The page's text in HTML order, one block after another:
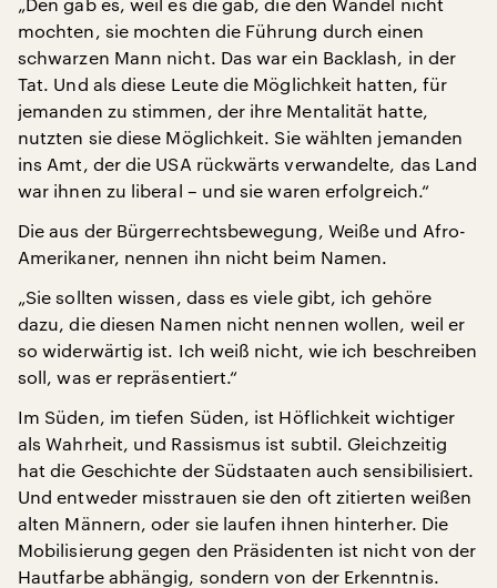
mochten, sie mochten die Führung durch einen
schwarzen Mann nicht. Das war ein Backlash, in der
Tat. Und als diese Leute die Möglichkeit hatten, für
jemanden zu stimmen, der ihre Mentalität hatte,
nutzten sie diese Möglichkeit. Sie wählten jemanden
ins Amt, der die USA rückwärts verwandelte, das Land
war ihnen zu liberal – und sie waren erfolgreich.“
Die aus der Bürgerrechtsbewegung, Weiße und Afro-
Amerikaner, nennen ihn nicht beim Namen.
„Sie sollten wissen, dass es viele gibt, ich gehöre
dazu, die diesen Namen nicht nennen wollen, weil er
so widerwärtig ist. Ich weiß nicht, wie ich beschreiben
soll, was er repräsentiert.“
Im Süden, im tiefen Süden, ist Höflichkeit wichtiger
als Wahrheit, und Rassismus ist subtil. Gleichzeitig
hat die Geschichte der Südstaaten auch sensibilisiert.
Und entweder misstrauen sie den oft zitierten weißen
alten Männern, oder sie laufen ihnen hinterher. Die
Mobilisierung gegen den Präsidenten ist nicht von der
Hautfarbe abhängig, sondern von der Erkenntnis.